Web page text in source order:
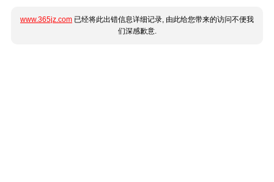
www.365jz.com 已经将此出错信息详细记录, 由此给您带来的访问不便我
们深感歉意.